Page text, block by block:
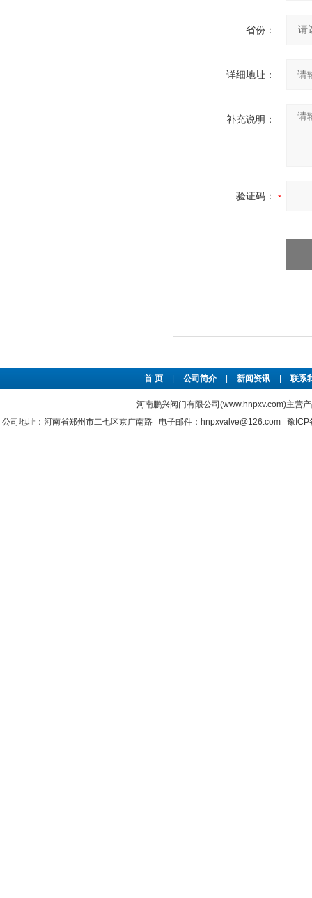
省份：
详细地址：
补充说明：
验证码：
首 页 公司简介 新闻资讯 联系
河南鹏兴阀门有限公司(www.hnpxv.com)主营
公司地址：河南省郑州市二七区京广南路 电子邮件：hnpxvalve@126.com 豫ICP